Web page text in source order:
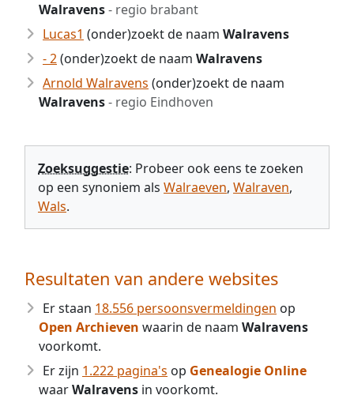
Walravens- regio brabant
Lucas1 (onder)zoekt de naam Walravens
- 2(onder)zoekt de naam Walravens
Arnold Walravens (onder)zoekt de naam
Walravens- regio Eindhoven
Zoeksuggestie: Probeer ook eens te zoeken
op een synoniem als Walraeven, Walraven,
Wals.
Resultaten van andere websites
Er staan 18.556 persoonsvermeldingen op
Open Archieven waarin de naam Walravens
voorkomt.
Er zijn 1.222 pagina's op Genealogie Online
waarWalravens in voorkomt.